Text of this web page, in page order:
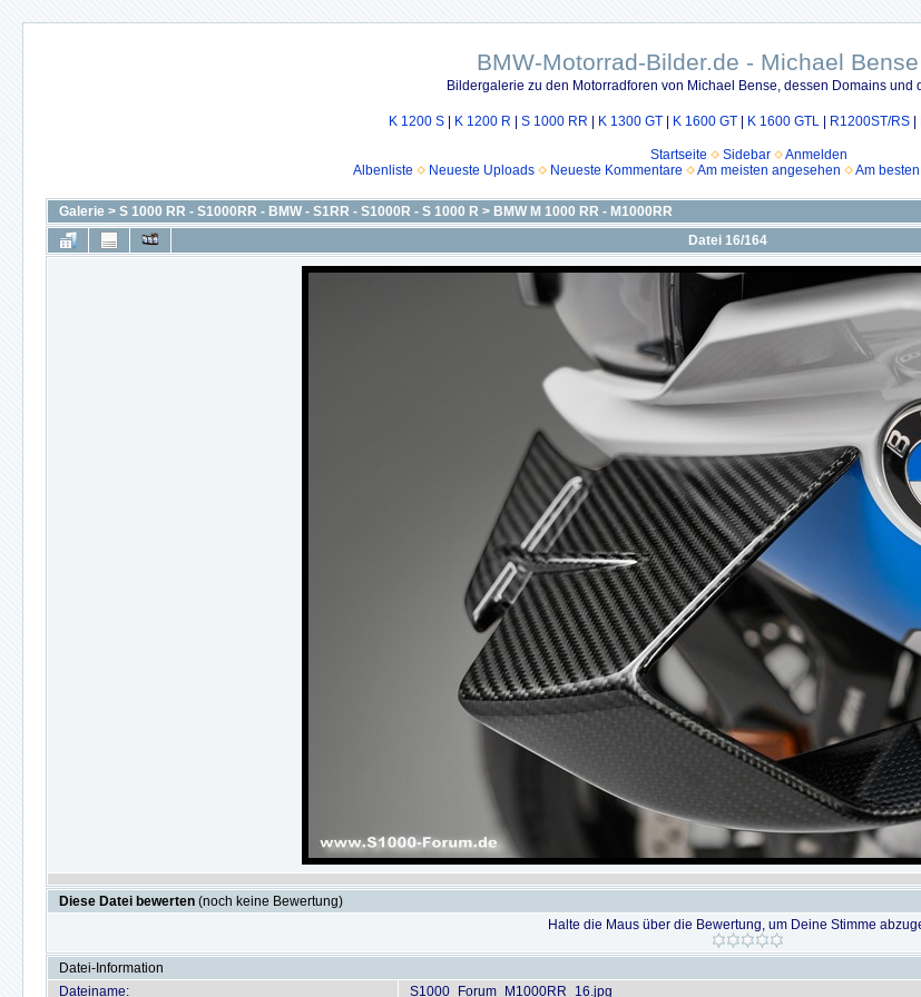
BMW-Motorrad-Bilder.de - Michael
Bildergalerie zu den Motorradforen von Michael Bense, dessen Domains und
K 1200 S K 1200 R S 1000 RR K 1300 GT K 1600 GT K 1600 GTL R1200ST/RS
Startseite Sidebar
Anmelden
Albenliste
Neueste Uploads Neueste Kommentare Am meisten angesehen Am
Galerie > S 1000 RR - S1000RR - BMW - S1RR - S1000R - S 1000 R > BMW M 1000 RR - M1000RR
Datei 16/164
Diese Datei bewerten (noch keine Bewertung)
Halte die Maus über die Bewertung, um Deine Stimme
Datei-Information
Dateiname:
S1000_Forum_M1000RR_16.jpg